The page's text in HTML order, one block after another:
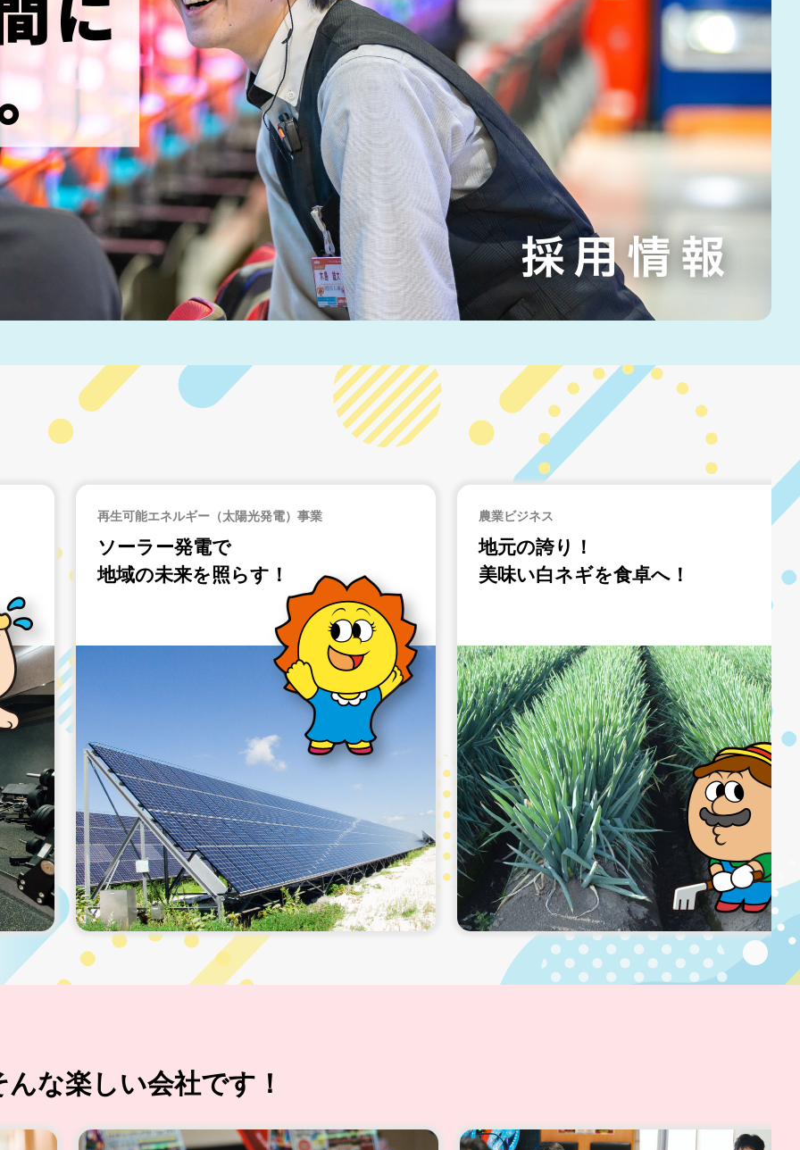
農業ビジネス
地元の誇り！
美味い白ネギを食卓へ！
ホール運営
「ジャンボがあって良かった」と
言っていただける
な楽しい会社です！